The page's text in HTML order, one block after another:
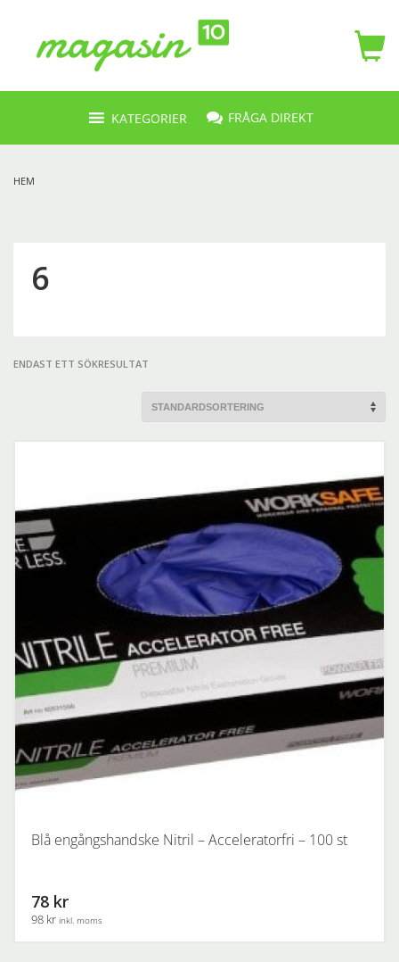
KATEGORIER FRÅGA DIREKT
HEM
6
ENDAST ETT SÖKRESULTAT
Blå engångshandske Nitril – Acceleratorfri – 100 st
78 kr
98 kr inkl. moms